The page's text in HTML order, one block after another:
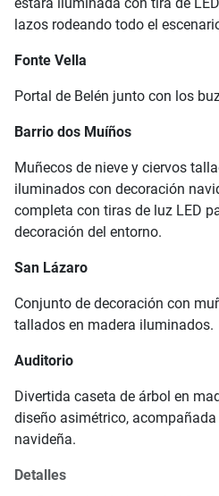
lazos rodeando todo el
Fonte Vella
Portal de Belén junto con los
Barrio dos Muíños
Muñecos de nieve y ciervos
iluminados con decoración
completa con tiras de luz LED
decoración del entorno.
San Lázaro
Conjunto de decoración con
tallados en madera iluminados.
Auditorio
Divertida caseta de árbol en
diseño asimétrico,
navideña.
Detalles